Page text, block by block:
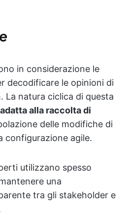
in considerazione le
decodificare le opinioni di
La natura ciclica di questa
adatta alla raccolta di
delle modifiche di
configurazione agile.
utilizzano spesso
una
tra gli stakeholder e